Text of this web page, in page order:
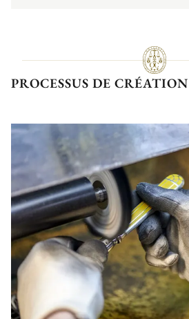
PROCESSUS DE CRÉATION